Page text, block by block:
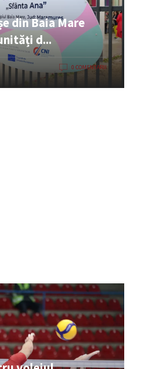
din Baia Mare
d...
0 COMENTARII